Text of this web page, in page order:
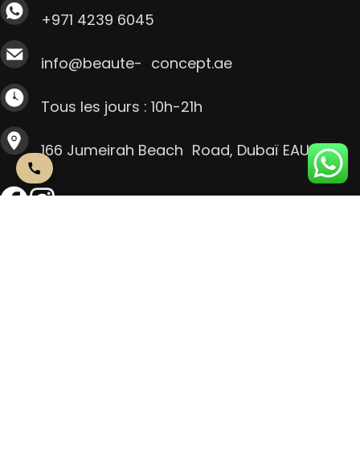
+971 4239 6045
info@beaute- concept.ae
Tous les jours : 10h-21h
166 Jumeirah Beach Road, Dubaï EAU